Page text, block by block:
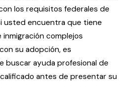
los requisitos federales de
usted encuentra que tiene
complejos
su adopción, es
buscar ayuda profesional de
antes de presentar su